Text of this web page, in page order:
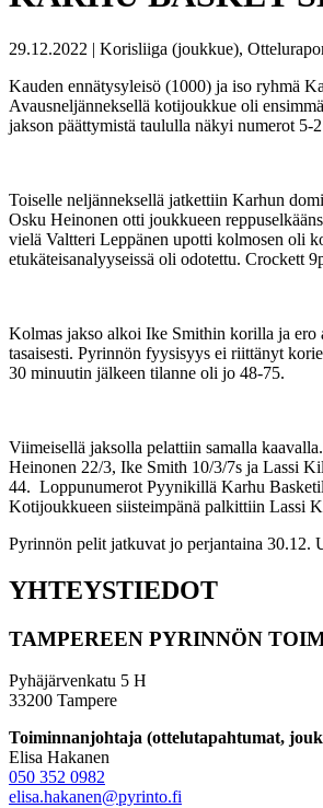
29.12.2022 | Korisliiga (joukkue),
Kauden ennätysyleisö (1000) ja iso ryhmä
Avausneljänneksellä kotijoukkue oli
jakson päättymistä taululla näkyi numerot
Toiselle neljänneksellä jatkettiin Karhun
Osku Heinonen otti joukkueen
vielä Valtteri Leppänen upotti kolmosen oli
etukäteisanalyyseissä oli odotettu. Crockett
Kolmas jakso alkoi Ike Smithin korilla ja ero
tasaisesti. Pyrinnön fyysisyys ei riittänyt
30 minuutin jälkeen tilanne oli jo 48-75.
Viimeisellä jaksolla pelattiin samalla
Heinonen 22/3, Ike Smith 10/3/7s ja Lassi
44. Loppunumerot Pyynikillä Karhu
Kotijoukkueen siisteimpänä palkittiin Lassi
Pyrinnön pelit jatkuvat jo perjantaina 30.12.
YHTEYSTIEDOT
TAMPEREEN PYRINNÖN
Pyhäjärvenkatu 5 H
33200 Tampere
Toiminnanjohtaja (ottelutapahtumat,
Elisa Hakanen
050 352 0982
elisa.hakanen@pyrinto.fi